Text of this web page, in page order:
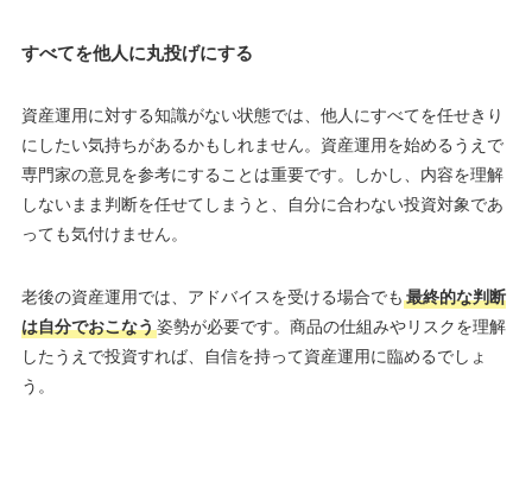
すべてを他人に丸投げにする
資産運用に対する知識がない状態では、他人にすべてを任せきり
にしたい気持ちがあるかもしれません。資産運用を始めるうえで
専門家の意見を参考にすることは重要です。しかし、内容を理解
しないまま判断を任せてしまうと、自分に合わない投資対象であ
っても気付けません。
老後の資産運用では、アドバイスを受ける場合でも 最終的な判断
は自分でおこなう姿勢が必要です。商品の仕組みやリスクを理解
したうえで投資すれば、自信を持って資産運用に臨めるでしょ
う。